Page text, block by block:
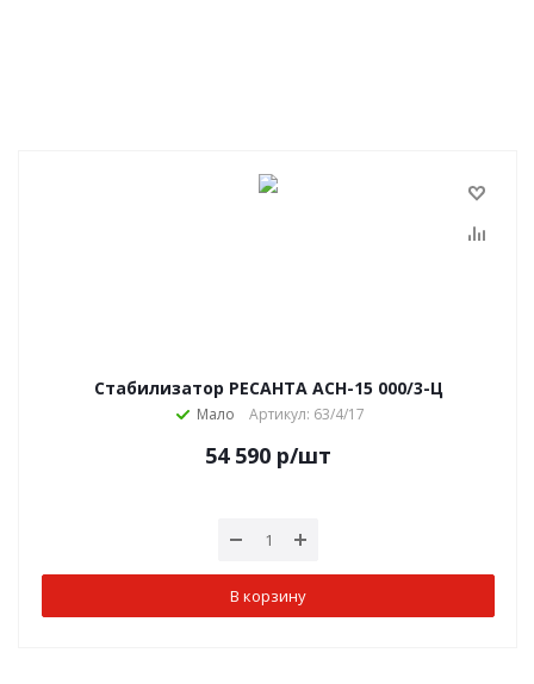
Стабилизатор РЕСАНТА АСН-15 000/3-Ц
Мало Артикул: 63/4/17
54 590 р/шт
В корзину